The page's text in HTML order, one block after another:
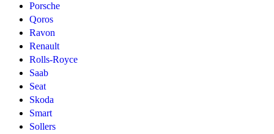
Porsche
Qoros
Ravon
Renault
Rolls-Royce
Saab
Seat
Skoda
Smart
Sollers